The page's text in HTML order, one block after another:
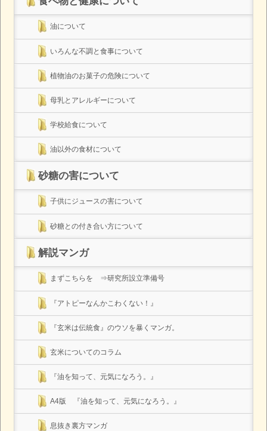
油について
いろんな不調と食事について
植物油のお菓子の危険について
母乳とアレルギーについて
学校給食について
油以外の食材について
砂糖の害について
子供にジュースの害について
砂糖との付き合い方について
解説マンガ
まずこちらを ⇒研究所設立準備号
『アトピーなんかこわくない！』
『玄米は伝統食』のウソを暴くマンガ。
玄米についてのコラム
『油を知って、元気になろう。』
A4版 『油を知って、元気になろう。』
息抜き裏方マンガ